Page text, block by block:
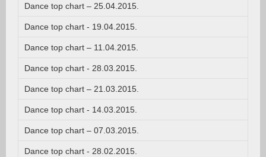
Dance top chart – 25.04.2015.
Dance top chart - 19.04.2015.
Dance top chart – 11.04.2015.
Dance top chart - 28.03.2015.
Dance top chart – 21.03.2015.
Dance top chart - 14.03.2015.
Dance top chart – 07.03.2015.
Dance top chart - 28.02.2015.